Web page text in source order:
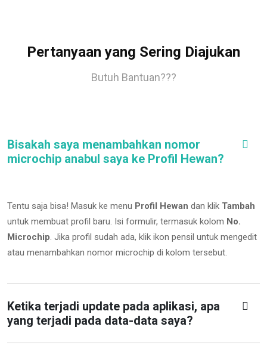
Pertanyaan yang Sering Diajukan
Butuh Bantuan???
Bisakah saya menambahkan nomor
microchip anabul saya ke Profil Hewan?
Tentu saja bisa! Masuk ke menu Profil Hewan dan klik Tambah
untuk membuat profil baru. Isi formulir, termasuk kolom No.
Microchip. Jika profil sudah ada, klik ikon pensil untuk mengedit
atau menambahkan nomor microchip di kolom tersebut.
Ketika terjadi update pada aplikasi, apa
yang terjadi pada data-data saya?